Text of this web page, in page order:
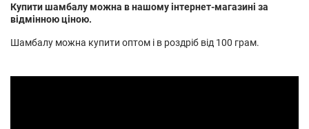
Купити шамбалу можна в нашому інтернет-магазині за
відмінною ціною.
Шамбалу можна купити оптом і в роздріб від 100 грам.